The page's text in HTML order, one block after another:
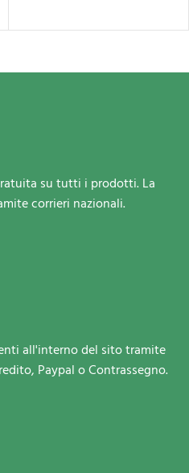
su tutti i prodotti. La
corrieri nazionali.
all'interno del sito tramite
Paypal o Contrassegno.